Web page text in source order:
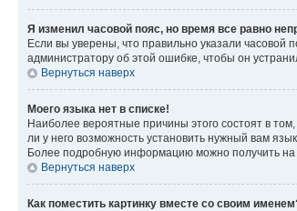
Я изменил часовой пояс, но время все равно
Если вы уверены, что правильно указали часовой
администратору об этой ошибке, чтобы он
Вернуться наверх
Моего языка нет в списке!
Наиболее вероятные причины этого состоят в
ли у него возможность установить нужный вам
Более подробную информацию можно получить на
Вернуться наверх
Как поместить картинку вместе со своим